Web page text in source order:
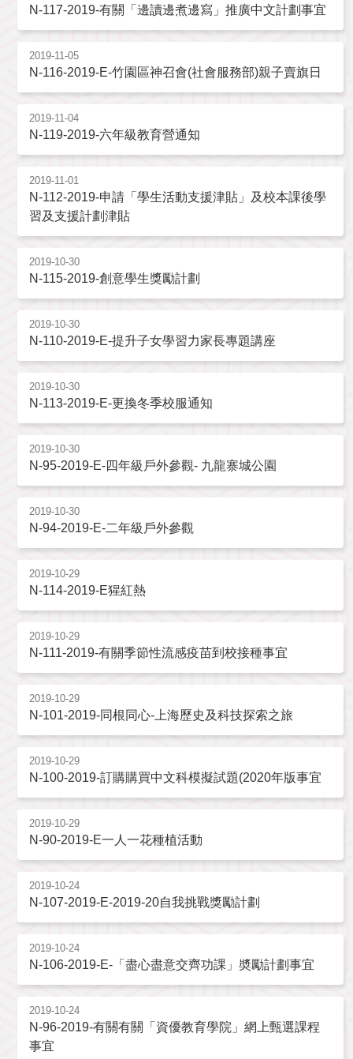
N-117-2019-有關「邊讀邊煮邊寫」推廣中文計劃事宜
2019-11-05
N-116-2019-E-竹園區神召會(社會服務部)親子賣旗日
2019-11-04
N-119-2019-六年級教育營通知
2019-11-01
N-112-2019-申請「學生活動支援津貼」及校本課後學
習及支援計劃津貼
2019-10-30
N-115-2019-創意學生獎勵計劃
2019-10-30
N-110-2019-E-提升子女學習力家長專題講座
2019-10-30
N-113-2019-E-更換冬季校服通知
2019-10-30
N-95-2019-E-四年級戶外參觀- 九龍寨城公園
2019-10-30
N-94-2019-E-二年級戶外參觀
2019-10-29
N-114-2019-E猩紅熱
2019-10-29
N-111-2019-有關季節性流感疫苗到校接種事宜
2019-10-29
N-101-2019-同根同心-上海歷史及科技探索之旅
2019-10-29
N-100-2019-訂購購買中文科模擬試題(2020年版事宜
2019-10-29
N-90-2019-E一人一花種植活動
2019-10-24
N-107-2019-E-2019-20自我挑戰獎勵計劃
2019-10-24
N-106-2019-E-「盡心盡意交齊功課」奬勵計劃事宜
2019-10-24
N-96-2019-有關有關「資優教育學院」網上甄選課程
事宜